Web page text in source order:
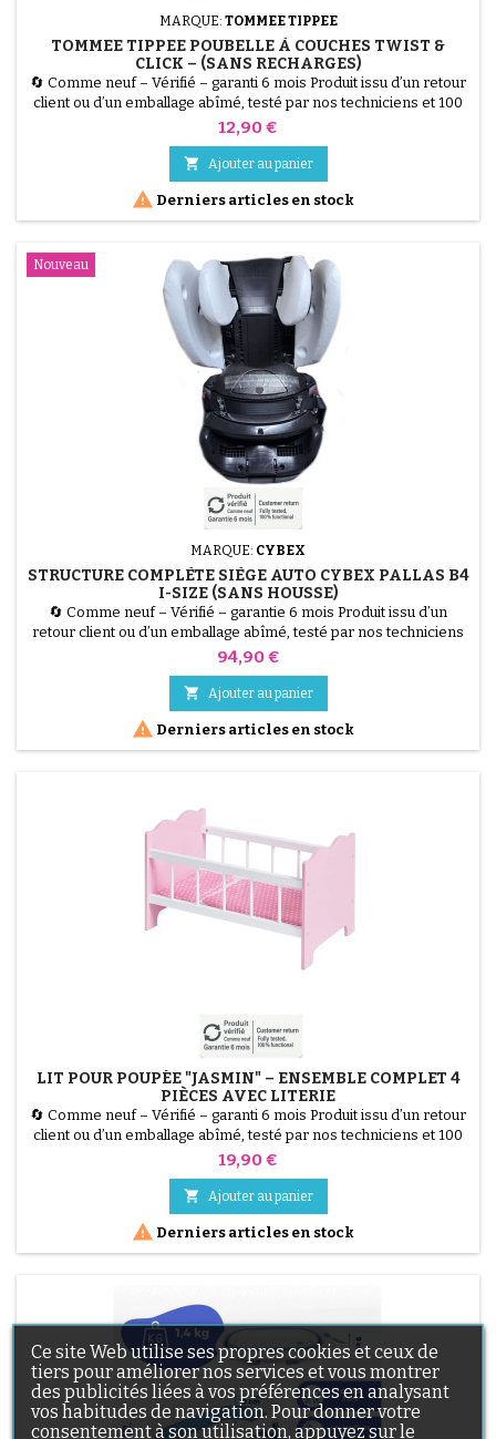
MARQUE: TOMMEE TIPPEE
TOMMEE TIPPEE POUBELLE À COUCHES TWIST &
CLICK – (SANS RECHARGES)
🔄 Comme neuf – Vérifié – garanti 6 mois Produit issu d’un retour
client ou d’un emballage abîmé, testé par nos techniciens et 100
% fonctionnel. Poubelle à couches Tommee Tippee Twist &amp;
Vendu sans recharges, recharges disponibles séparément.
Prix
12,90 €
 Ajouter au panier
 Derniers articles en stock
Nouveau
MARQUE: CYBEX
STRUCTURE COMPLÈTE SIÈGE AUTO CYBEX PALLAS B4
I-SIZE (SANS HOUSSE)
🔄 Comme neuf – Vérifié – garantie 6 mois Produit issu d’un
retour client ou d’un emballage abîmé, testé par nos techniciens
et 100 % fonctionnel. Restaurez votre siège auto à moindre coût.
pour remplacer une coque accidentée ou fissurée. Réutilisez
votre housse d'origine pour une remise à...
Prix
94,90 €
 Ajouter au panier
 Derniers articles en stock
LIT POUR POUPÉE "JASMIN" – ENSEMBLE COMPLET 4
PIÈCES AVEC LITERIE
🔄 Comme neuf – Vérifié – garanti 6 mois Produit issu d’un retour
client ou d’un emballage abîmé, testé par nos techniciens et 100
% fonctionnel. Lit pour poupée "Jasmin" en bois MDF, dimensions
pour poupées de toutes tailles, favorise créativité et imagination.
Prix
19,90 €
 Ajouter au panier
 Derniers articles en stock
Ce site Web utilise ses propres cookies et ceux de
tiers pour améliorer nos services et vous montrer
des publicités liées à vos préférences en analysant
vos habitudes de navigation. Pour donner votre
consentement à son utilisation, appuyez sur le